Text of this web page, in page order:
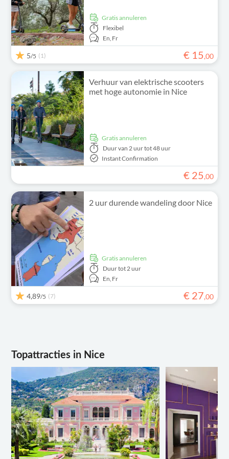
Gratis annuleren
Flexibel
En, Fr
5/5 (1) € 15,00
Verhuur van elektrische scooters
met hoge autonomie in Nice
Gratis annuleren
Duurvan 2 uur tot 48 uur
Instant Confirmation
€ 25,00
2 uur durende wandeling door Nice
Gratis annuleren
Duurtot 2 uur
En, Fr
4,89/5 (7) € 27,00
Topattracties in Nice